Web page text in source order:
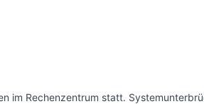
im Rechenzentrum statt.